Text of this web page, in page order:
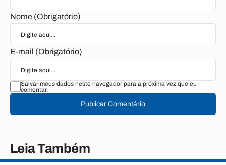
Nome (Obrigatório)
E-mail (Obrigatório)
Salvar meus dados neste navegador para a próxima vez que eu
comentar.
Publicar Comentário
Leia Também